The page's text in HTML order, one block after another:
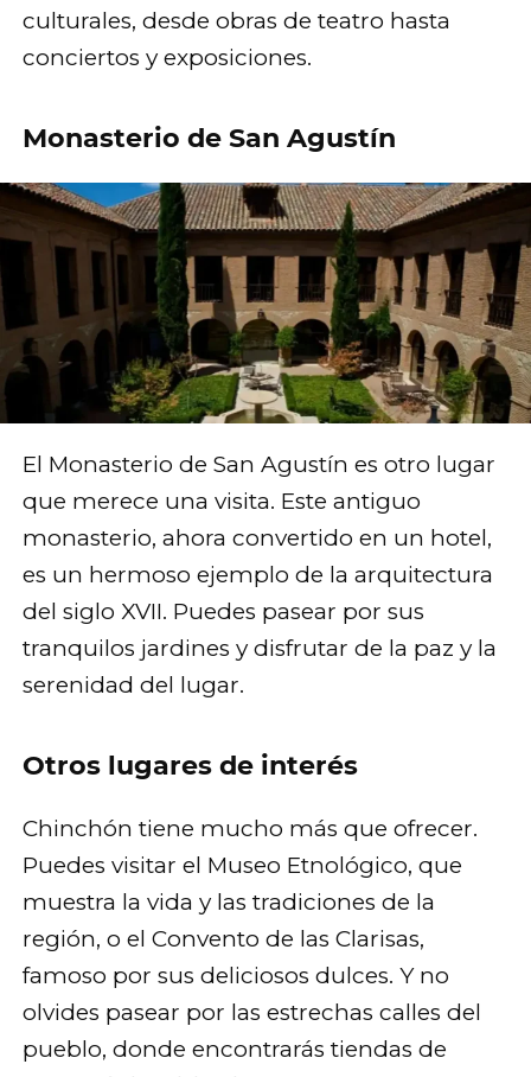
culturales, desde obras de teatro hasta
conciertos y exposiciones.
Monasterio de San Agustín
El Monasterio de San Agustín es otro lugar
que merece una visita. Este antiguo
monasterio, ahora convertido en un hotel,
es un hermoso ejemplo de la arquitectura
del siglo XVII. Puedes pasear por sus
tranquilos jardines y disfrutar de la paz y la
serenidad del lugar.
Otros lugares de interés
Chinchón tiene mucho más que ofrecer.
Puedes visitar el Museo Etnológico, que
muestra la vida y las tradiciones de la
región, o el Convento de las Clarisas,
famoso por sus deliciosos dulces. Y no
olvides pasear por las estrechas calles del
pueblo, donde encontrarás tiendas de